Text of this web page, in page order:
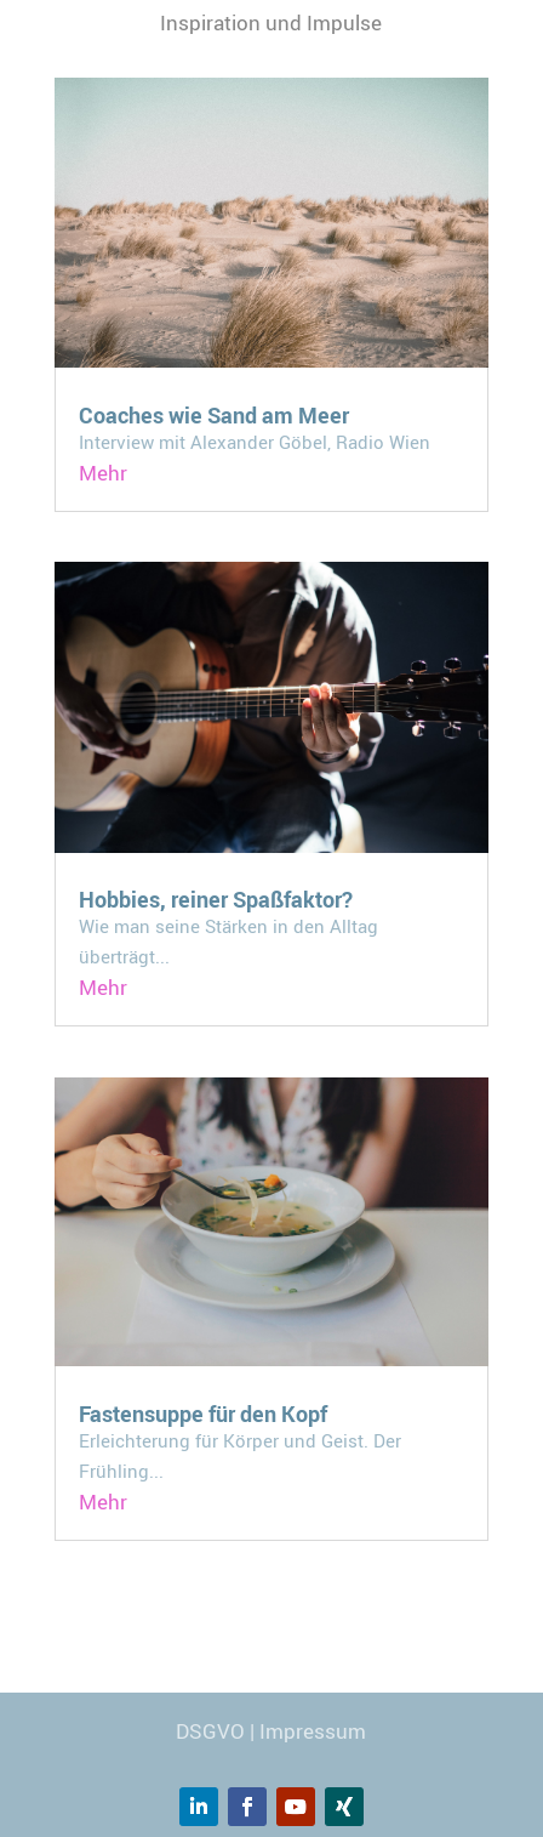
Inspiration und Impulse
Coaches wie Sand am Meer
Interview mit Alexander Göbel, Radio Wien
Mehr
Hobbies, reiner Spaßfaktor?
Wie man seine Stärken in den Alltag
überträgt...
Mehr
Fastensuppe für den Kopf
Erleichterung für Körper und Geist. Der
Frühling...
Mehr
DSGVO | Impressum